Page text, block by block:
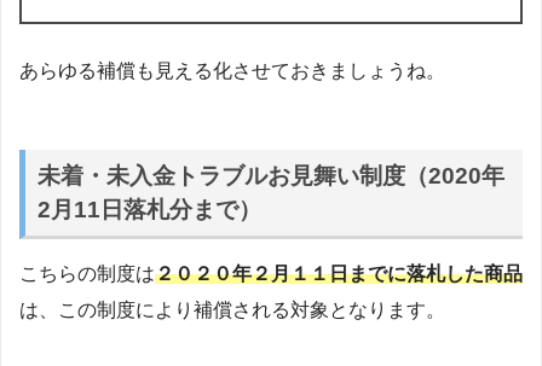
あらゆる補償も見える化させておきましょうね。
未着・未入金トラブルお見舞い制度（2020年
2月11日落札分まで）
こちらの制度は２０２０年２月１１日までに落札した商品
は、この制度により補償される対象となります。